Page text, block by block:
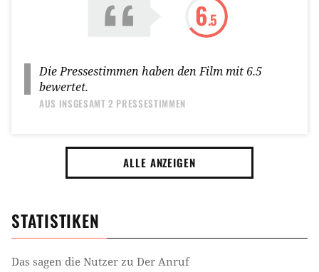
6.5
Die Pressestimmen haben den Film mit 6.5
bewertet.
AUS INSGESAMT2 PRESSESTIMMEN
ALLE ANZEIGEN
STATISTIKEN
Das sagen die Nutzer zu Der Anruf